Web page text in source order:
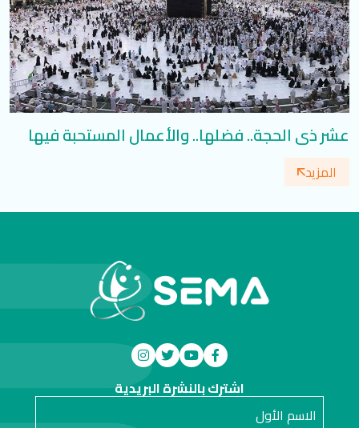
تابعنا
عشر ذي الحجة.. فضلها.. والأعمال المستحبة فيها
المزيد
اشترك بالنشرة البريدية